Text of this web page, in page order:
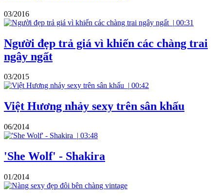
03/2016
| 00:31
Người đẹp trả giá vì khiến các chàng trai
ngây ngất
03/2015
| 00:42
Việt Hương nhảy sexy trên sân khấu
06/2014
| 03:48
'She Wolf' - Shakira
01/2014